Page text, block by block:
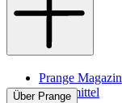
Prange Magazin
Pflegemittel
Über Prange